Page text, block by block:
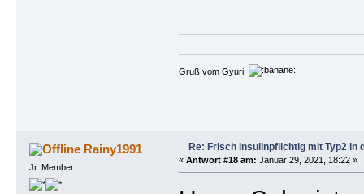
Gruß vom Gyuri
Rainy1991
Jr. Member
Re: Frisch insulinpflichtig mit Typ2 in
« Antwort #18 am: Januar 29, 2021, 18:22 »